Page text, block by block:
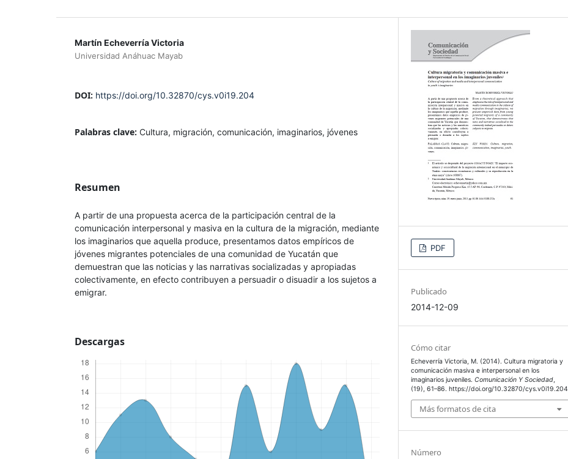
Martín Echeverría Victoria
Universidad Anáhuac Mayab
DOI: https://doi.org/10.32870/cys.v0i19.204
Palabras clave: Cultura, migración, comunicación, imaginarios, jóvenes
Resumen
A partir de una propuesta acerca de la participación central de la
comunicación interpersonal y masiva en la cultura de la migración, mediante
los imaginarios que aquella produce, presentamos datos empíricos de
jóvenes migrantes potenciales de una comunidad de Yucatán que
demuestran que las noticias y las narrativas socializadas y apropiadas
colectivamente, en efecto contribuyen a persuadir o disuadir a los sujetos a
emigrar.
Descargas
PDF
Publicado
2014-12-09
Cómo citar
Echeverría Victoria, M. (2014). Cultura migratoria y
comunicación masiva e interpersonal en los
imaginarios juveniles.Comunicación Y Sociedad,
(19), 61–86. https://doi.org/10.32870/cys.v0i19.204
Más formatos de cita
Número